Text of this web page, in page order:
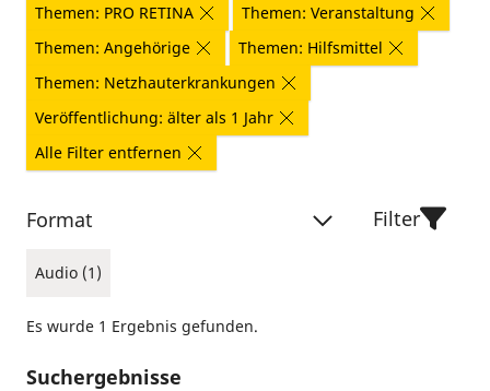
Themen: PRO RETINA
Themen: Veranstaltung
Themen: Angehörige
Themen: Hilfsmittel
Themen: Netzhauterkrankungen
Veröffentlichung: älter als 1 Jahr
Alle Filter entfernen
Format
Audio (1)
Filter
Es wurde 1 Ergebnis gefunden.
Suchergebnisse